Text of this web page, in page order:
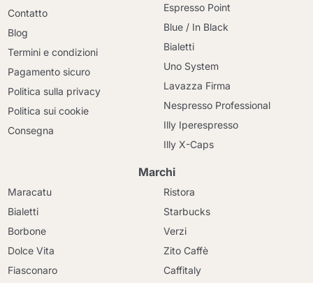
Contatto
Blog
Termini e condizioni
Pagamento sicuro
Politica sulla privacy
Politica sui cookie
Consegna
Espresso Point
Blue / In Black
Bialetti
Uno System
Lavazza Firma
Nespresso Professional
Illy Iperespresso
Illy X-Caps
Marchi
Maracatu
Bialetti
Borbone
Dolce Vita
Fiasconaro
Ristora
Starbucks
Verzi
Zito Caffè
Caffitaly